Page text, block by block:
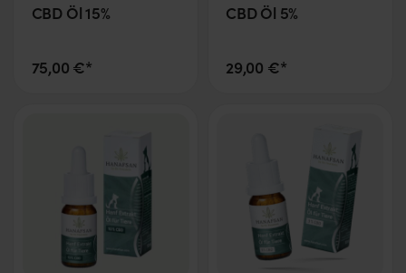
CBD Öl 15%
75,00 €*
CBD Öl 5%
29,00 €*